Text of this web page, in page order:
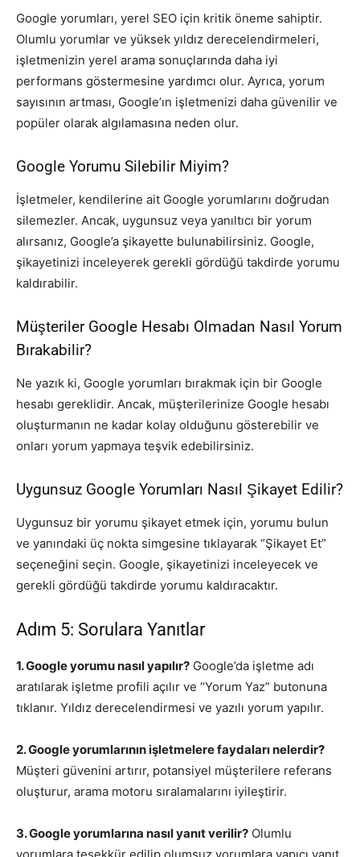
Google yorumları, yerel SEO için kritik öneme sahiptir.
Olumlu yorumlar ve yüksek yıldız derecelendirmeleri,
işletmenizin yerel arama sonuçlarında daha iyi
performans göstermesine yardımcı olur. Ayrıca, yorum
sayısının artması, Google’ın işletmenizi daha güvenilir ve
popüler olarak algılamasına neden olur.
Google Yorumu Silebilir Miyim?
İşletmeler, kendilerine ait Google yorumlarını doğrudan
silemezler. Ancak, uygunsuz veya yanıltıcı bir yorum
alırsanız, Google’a şikayette bulunabilirsiniz. Google,
şikayetinizi inceleyerek gerekli gördüğü takdirde yorumu
kaldırabilir.
Müşteriler Google Hesabı Olmadan Nasıl Yorum
Bırakabilir?
Ne yazık ki, Google yorumları bırakmak için bir Google
hesabı gereklidir. Ancak, müşterilerinize Google hesabı
oluşturmanın ne kadar kolay olduğunu gösterebilir ve
onları yorum yapmaya teşvik edebilirsiniz.
Uygunsuz Google Yorumları Nasıl Şikayet Edilir?
Uygunsuz bir yorumu şikayet etmek için, yorumu bulun
ve yanındaki üç nokta simgesine tıklayarak “Şikayet Et”
seçeneğini seçin. Google, şikayetinizi inceleyecek ve
gerekli gördüğü takdirde yorumu kaldıracaktır.
Adım 5: Sorulara Yanıtlar
1. Google yorumu nasıl yapılır? Google’da işletme adı
aratılarak işletme profili açılır ve “Yorum Yaz” butonuna
tıklanır. Yıldız derecelendirmesi ve yazılı yorum yapılır.
2. Google yorumlarının işletmelere faydaları nelerdir?
Müşteri güvenini artırır, potansiyel müşterilere referans
oluşturur, arama motoru sıralamalarını iyileştirir.
3. Google yorumlarına nasıl yanıt verilir? Olumlu